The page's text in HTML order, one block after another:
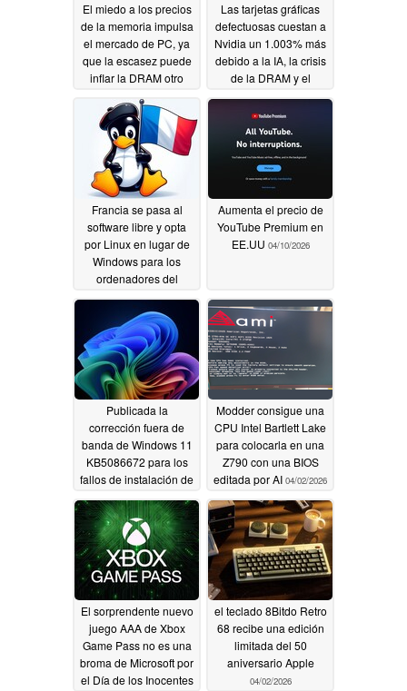
El miedo a los precios
de la memoria impulsa
el mercado de PC, ya
que la escasez puede
inflar la DRAM otro
04/19/2026
Las tarjetas gráficas
defectuosas cuestan a
Nvidia un 1.003% más
debido a la IA, la crisis
de la DRAM y el
conector de 16 pines
04/15/2026
Francia se pasa al
software libre y opta
por Linux en lugar de
Windows para los
ordenadores del
gobierno04/14/2026
Aumenta el precio de
YouTube Premium en
EE.UU 04/10/2026
Publicada la
corrección fuera de
banda de Windows 11
KB5086672 para los
fallos de instalación de
KB507939104/02/2026
Modder consigue una
CPU Intel Bartlett Lake
para colocarla en una
Z790 con una BIOS
editada por AI 04/02/2026
El sorprendente nuevo
juego AAA de Xbox
Game Pass no es una
broma de Microsoft por
el Día de los Inocentes
el teclado 8Bitdo Retro
68 recibe una edición
limitada del 50
aniversario Apple
04/02/2026